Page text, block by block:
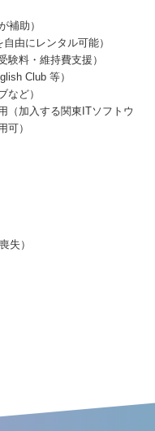
補助）
由にレンタル可能）
験料・維持費支援）
Club 等）
など）
（加入する関東ITソフトウ
可）
失）